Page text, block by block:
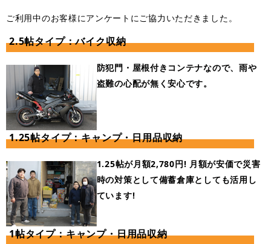
ご利用中のお客様にアンケートにご協力いただきました。
2.5帖タイプ：バイク収納
防犯門・屋根付きコンテナなので、雨や
盗難の心配が無く安心です。
1.25帖タイプ：キャンプ・日用品収納
1.25帖が月額2,780円! 月額が安価で災害
時の対策として備蓄倉庫としても活用し
ています!
1帖タイプ：キャンプ・日用品収納